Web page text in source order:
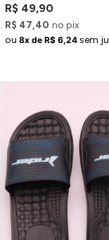
R$ 49,90
R$ 47,40 no pix
ou 8x de R$ 6,24 sem